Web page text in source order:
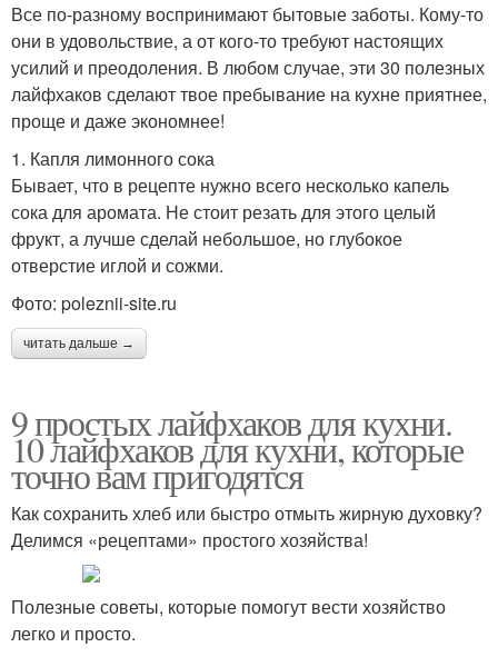
Все по-разному воспринимают бытовые заботы. Кому-то
они в удовольствие, а от кого-то требуют настоящих
усилий и преодоления. В любом случае, эти 30 полезных
лайфхаков сделают твое пребывание на кухне приятнее,
проще и даже экономнее!
1. Капля лимонного сока
Бывает, что в рецепте нужно всего несколько капель
сока для аромата. Не стоит резать для этого целый
фрукт, а лучше сделай небольшое, но глубокое
отверстие иглой и сожми.
Фото: poleznii-site.ru
читать дальше →
9 простых лайфхаков для кухни.
10 лайфхаков для кухни, которые
точно вам пригодятся
Как сохранить хлеб или быстро отмыть жирную духовку?
Делимся «рецептами» простого хозяйства!
Полезные советы, которые помогут вести хозяйство
легко и просто.